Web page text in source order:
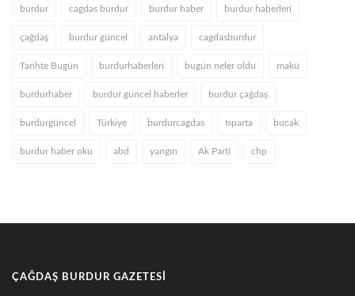
burdur cagdas burdur burdur haber burdur haberleri
çağdaş burdur güncel antalya cagdasburdur
Tarihte Bugün burdurhaberleri bugün neler oldu makü
burdurhaber burdur güncel haberler burdur çağdaş
burdurgüncel Türkiye burdurcagdas Isparta bucak
burdur haber oku abd yangın Ak Parti chp
ÇAĞDAŞ BURDUR GAZETESI